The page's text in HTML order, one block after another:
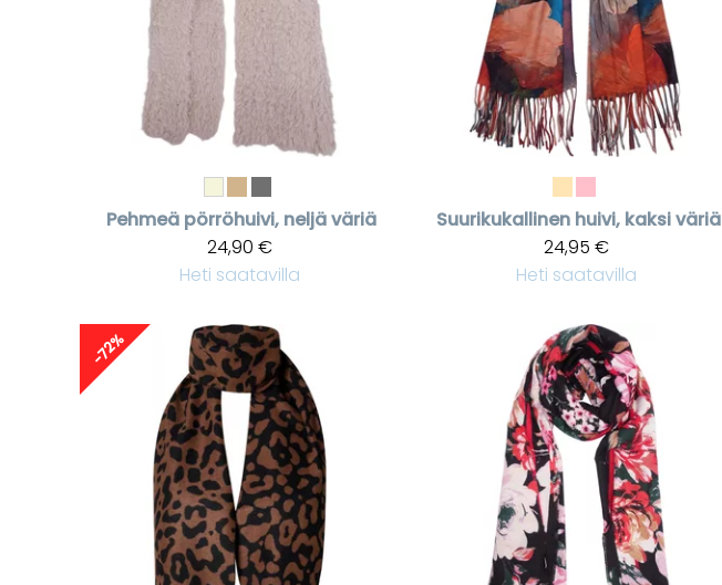
Pehmeä pörröhuivi, neljä väriä
24,90 €
Heti saatavilla
Suurikukallinen huivi, kaksi väriä
24,95 €
Heti saatavilla
-72%